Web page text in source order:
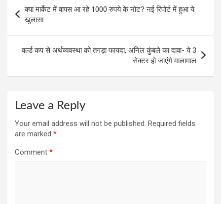
navigation
क्या मार्केट में वापस आ रहे 1000 रुपये के नोट? नई रिपोर्ट में हुआ ये
खुलासा
वर्ल्ड कप से अर्थव्यवस्था को तगड़ा फायदा, अनिल कुंबले का दावा- ये 3
सेक्टर हो जाएंगे मालामाल
Leave a Reply
Your email address will not be published. Required fields
are marked *
Comment *